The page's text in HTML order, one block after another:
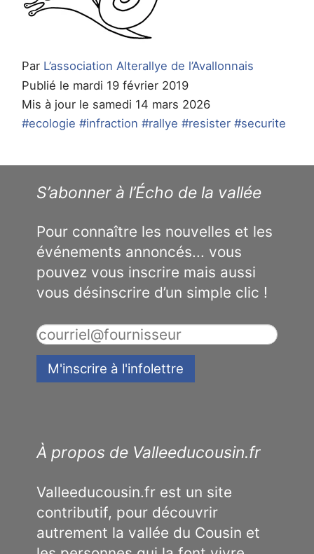
Par L’association Alterallye de l’Avallonnais
Publié le mardi 19 février 2019
Mis à jour le samedi 14 mars 2026
#ecologie #infraction #rallye #resister #securite
S’abonner à l’Écho de la vallée
Pour connaître les nouvelles et les
événements annoncés... vous
pouvez vous inscrire mais aussi
vous désinscrire d’un simple clic !
À propos de Valleeducousin.fr
Valleeducousin.fr est un site
contributif, pour découvrir
autrement la vallée du Cousin et